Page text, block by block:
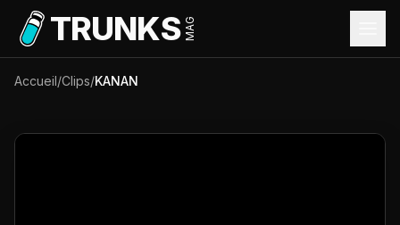
Aller au contenu principal
TRUNKSMAG
Accueil/Clips/KANAN